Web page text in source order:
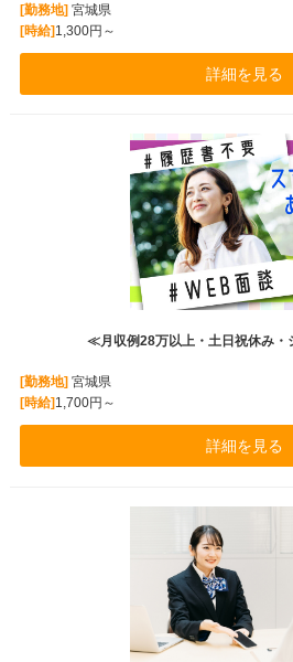
[勤務地]宮城県
[時給]1,300円～
詳細を見る
≪月収例28万以上・土日祝休み・
[勤務地] 宮城県
[時給] 1,700円～
詳細を見る